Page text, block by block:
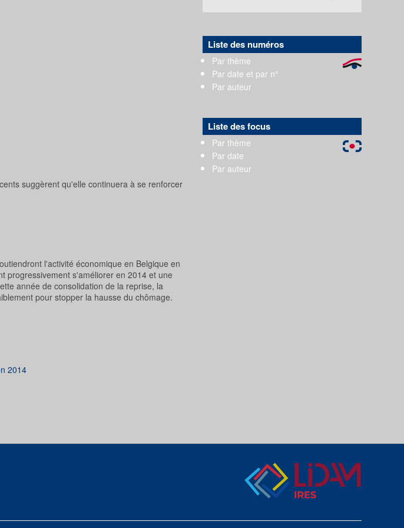
suggèrent qu'elle continuera à se renforcer
l'activité économique en Belgique en
progressivement s'améliorer en 2014 et une
année de consolidation de la reprise, la
pour stopper la hausse du chômage.
2014
Liste des numéros
Par thème
Par date et par n°
Par auteur
Liste des focus
Par thème
Par date
Par auteur